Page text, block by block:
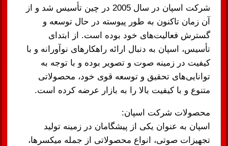
شرکت اسپان در سال 2005 در چین تأسیس شد و از
آن زمان تاکنون به طور پیوسته در حال توسعه و
گسترش فعالیت‌های خود بوده است. از ابتدای
تأسیس، اسپان به دنبال ارائه راهکارهای نوآورانه و با
کیفیت در زمینه صوت و تصویر بوده و با توجه به
توانایی‌های تحقیق و توسعه قوی خود، محصولاتی
متنوع و با کیفیت بالا را به بازار عرضه کرده است.
محصولات شرکت اسپان:
اسپان به عنوان یکی از پیشگامان در زمینه تولید
تجهیزات صوتی، انواع محصولاتی از جمله میکسرها،